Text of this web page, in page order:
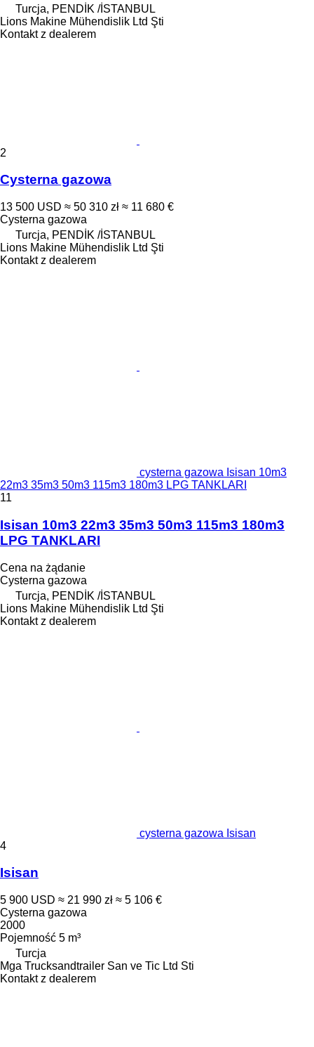
Turcja, PENDİK /İSTANBUL
Lions Makine Mühendislik Ltd Şti
Kontakt z dealerem
2
Cysterna gazowa
13 500 USD ≈ 50 310 zł ≈ 11 680 €
Cysterna gazowa
Turcja, PENDİK /İSTANBUL
Lions Makine Mühendislik Ltd Şti
Kontakt z dealerem
cysterna gazowa Isisan 10m3
22m3 35m3 50m3 115m3 180m3 LPG TANKLARI
11
Isisan 10m3 22m3 35m3 50m3 115m3 180m3
LPG TANKLARI
Cena na żądanie
Cysterna gazowa
Turcja, PENDİK /İSTANBUL
Lions Makine Mühendislik Ltd Şti
Kontakt z dealerem
cysterna gazowa Isisan
4
Isisan
5 900 USD ≈ 21 990 zł ≈ 5 106 €
Cysterna gazowa
2000
Pojemność 5 m³
Turcja
Mga Trucksandtrailer San ve Tic Ltd Sti
Kontakt z dealerem